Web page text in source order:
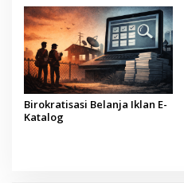
Birokratisasi Belanja Iklan E-
Katalog